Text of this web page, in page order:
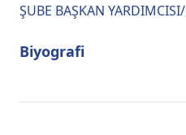
ŞUBE BAŞKAN
Biyografi